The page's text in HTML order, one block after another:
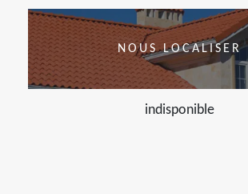
NOUS LOCALISER
indisponible